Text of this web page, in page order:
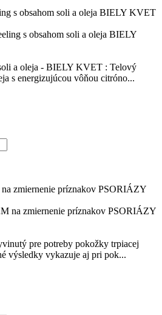
s obsahom soli a oleja BIELY KVET
a oleja - BIELY KVET : Telový
s energizujúcou vôňou citróno...
zmiernenie príznakov PSORIÁZY
pre potreby pokožky trpiacej
výsledky vykazuje aj pri pok...